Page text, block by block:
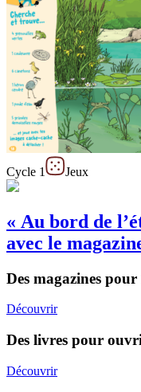
Cycle 1 Jeux
« Au bord de
avec le
Des magazines
Découvrir
Des livres pour
Découvrir